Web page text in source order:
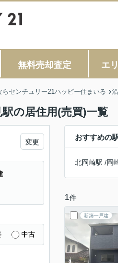
無料売却査定 エ
らセンチュリー21ハッピー住まいる
の居住用(売買)一覧
おすすめの
北岡崎駅 /岡
1件
新築一戸建
変更
中古